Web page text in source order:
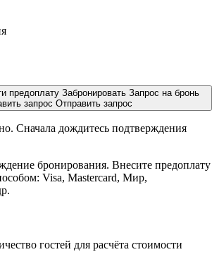
предоплату Забронировать Запрос на бронь
запрос Отправить запрос
Сначала дождитесь подтверждения
бронирования. Внесите предоплату
Visa, Mastercard, Мир,
гостей для расчёта стоимости